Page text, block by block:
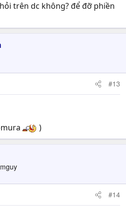
trên dc không? để đỡ phiền
#13
)
#14